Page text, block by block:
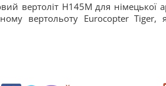
вертоліт H145M для німецької
вертольоту Eurocopter Tiger,